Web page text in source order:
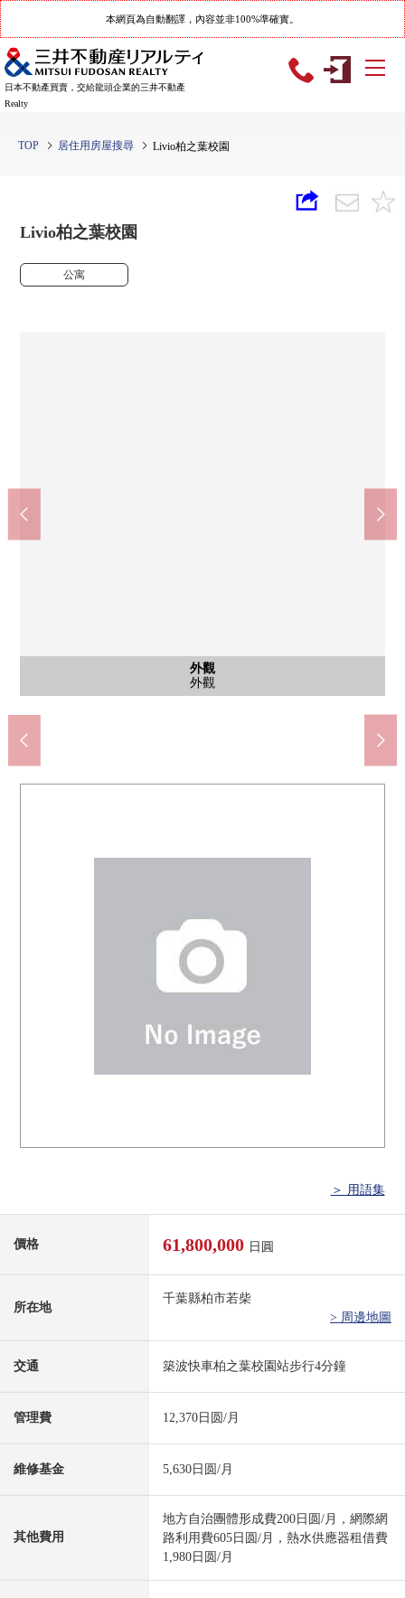
本網頁為自動翻譯，內容並非100%準確實。
日本不動產買賣，交給龍頭企業的三井不動產
Realty
TOP 居住用房屋搜尋 Livio柏之葉校園
Livio柏之葉校園
公寓
外觀
外觀
客廳
客廳飯廳(約13.6張塌塌米)
客廳
客廳飯廳(約13.6張塌塌米)
客廳
客廳飯廳(約13.6張塌塌米)
客廳
客廳飯廳(約13.6張塌塌米)
廚房
廚房(約3.1張塌塌米)
廚房
廚房(約3.1張塌塌米)
洗臉
洗手間
公共汽車
浴室
公共汽車
浴室
廁所
廁所
門口
門口
門口
門口
陽台
陽台
風景
風景
風景
風景
大廳
入口休息室
入口
入口休息室
入口
入口
入口
入口
入口
入口
外觀
外觀
外觀
外觀
La La Port柏的葉子(約390m)
市立柏的葉子小學(約910m)
市立柏的葉子中學(約910m)
十字路口交情醫院柏的葉子(約780m)
＞ 用語集
價格 61,800,000 日圓
所在地
千葉縣柏市若柴
> 周邊地圖
交通 築波快車柏之葉校園站步行4分鐘
管理費 12,370日圆/月
維修基金 5,630日圆/月
其他費用
地方自治團體形成費200日圆/月，網際網
路利用費605日圆/月，熱水供應器租借費
1,980日圆/月